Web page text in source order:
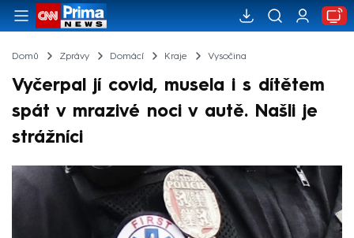
Domů Zprávy Domácí Kraje Vysočina
Vyčerpal jí covid, musela i s dítětem
spát v mrazivé noci v autě. Našli je
strážníci